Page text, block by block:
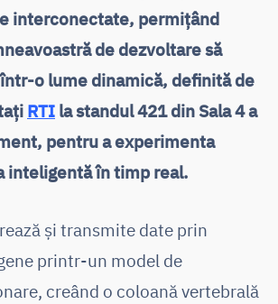
interconectate, permițând
de dezvoltare să
o lume dinamică, definită de
RTI la standul 421 din Sala 4 a
pentru a experimenta
inteligentă în timp real.
și transmite date prin
printr-un model de
creând o coloană vertebrală